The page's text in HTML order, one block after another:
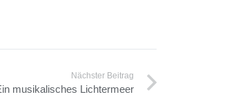
Nächster Beitrag
musikalisches Lichtermeer